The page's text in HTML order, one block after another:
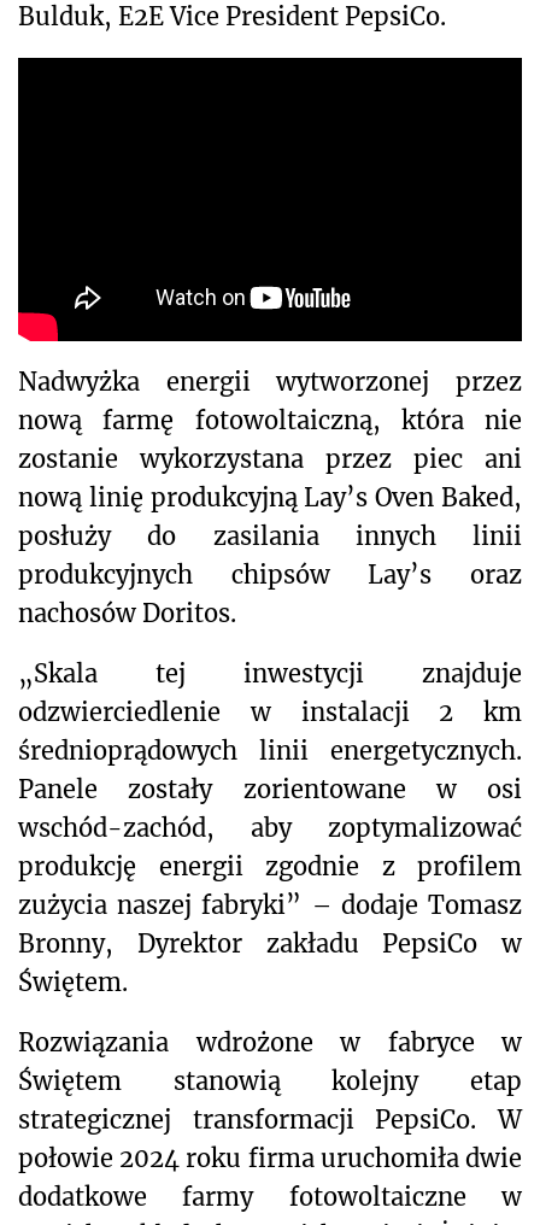
Bulduk, E2E Vice President PepsiCo.
Nadwyżka energii wytworzonej przez
nową farmę fotowoltaiczną, która nie
zostanie wykorzystana przez piec ani
nową linię produkcyjną Lay’s Oven Baked,
posłuży do zasilania innych linii
produkcyjnych chipsów Lay’s oraz
nachosów Doritos.
„Skala tej inwestycji znajduje
odzwierciedlenie w instalacji 2 km
średnioprądowych linii energetycznych.
Panele zostały zorientowane w osi
wschód-zachód, aby zoptymalizować
produkcję energii zgodnie z profilem
zużycia naszej fabryki” – dodaje Tomasz
Bronny, Dyrektor zakładu PepsiCo w
Świętem.
Rozwiązania wdrożone w fabryce w
Świętem stanowią kolejny etap
strategicznej transformacji PepsiCo. W
połowie 2024 roku firma uruchomiła dwie
dodatkowe farmy fotowoltaiczne w